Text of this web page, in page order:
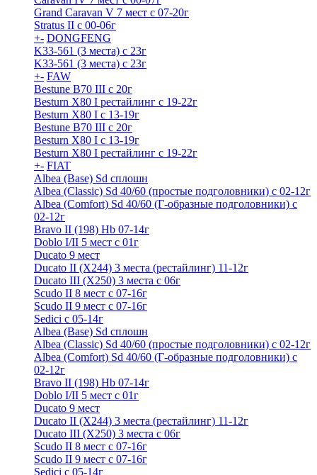
Grand Caravan V 7 мест с 07-20г
Stratus II с 00-06г
+- DONGFENG
K33-561 (3 места) с 23г
K33-561 (3 места) с 23г
+- FAW
Bestune B70 III с 20г
Besturn X80 I рестайлинг с 19-22г
Besturn X80 I с 13-19г
Bestune B70 III с 20г
Besturn X80 I с 13-19г
Besturn X80 I рестайлинг с 19-22г
+- FIAT
Albea (Base) Sd сплошн
Albea (Classic) Sd 40/60 (простые подголовники) с 02-12г
Albea (Comfort) Sd 40/60 (Г-образные подголовники) с
02-12г
Bravo II (198) Hb 07-14г
Doblo I/II 5 мест с 01г
Ducato 9 мест
Ducato II (Х244) 3 места (рестайлинг) 11-12г
Ducato III (Х250) 3 места с 06г
Scudo II 8 мест с 07-16г
Scudo II 9 мест с 07-16г
Sedici c 05-14г
Albea (Base) Sd сплошн
Albea (Classic) Sd 40/60 (простые подголовники) с 02-12г
Albea (Comfort) Sd 40/60 (Г-образные подголовники) с
02-12г
Bravo II (198) Hb 07-14г
Doblo I/II 5 мест с 01г
Ducato 9 мест
Ducato II (Х244) 3 места (рестайлинг) 11-12г
Ducato III (Х250) 3 места с 06г
Scudo II 8 мест с 07-16г
Scudo II 9 мест с 07-16г
Sedici c 05-14г